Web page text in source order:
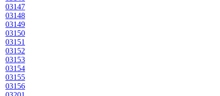
03147
03148
03149
03150
03151
03152
03153
03154
03155
03156